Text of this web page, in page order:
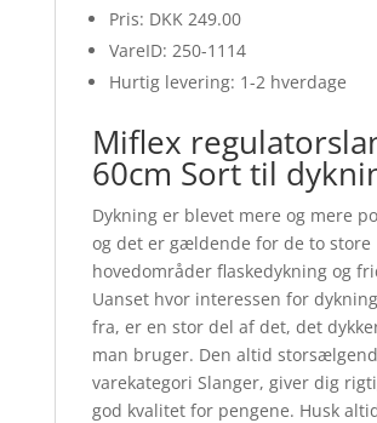
Pris: DKK 249.00
VareID: 250-1114
Hurtig levering: 1-2 hverdage
Miflex
60cm Sort til
Dykning er blevet mere og mere
og det er gældende for de to store
hovedområder flaskedykning og
Uanset hvor interessen for
fra, er en stor del af det, det
man bruger. Den altid
varekategori Slanger, giver dig
god kvalitet for pengene. Husk